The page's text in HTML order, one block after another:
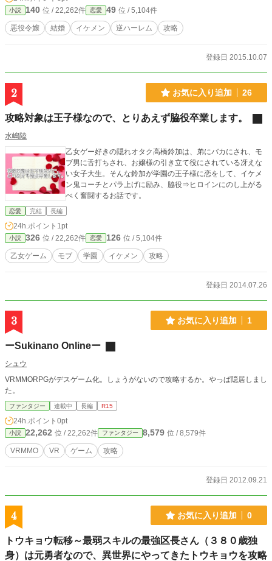
小説 140 位 / 22,262件 恋愛 49 位 / 5,104件
悪役令嬢 結婚 イケメン 逆ハーレム 攻略
登録日 2015.10.07
2 お気に入り追加 26
攻略対象は王子様なので、とりあえず脇役卒業します。
水嶋陸
乙女ゲー好きの隠れオタク高橋鈴加は、弟にバカにされ、モ
ブ男に舌打ちされ、お嬢様の引き立て役にされている冴えな
い女子大生。そんな鈴加が学園の王子様に恋をして、イケメ
ン鬼コーチとパラ上げに励み、脇役⇒ヒロインにのし上がる
べく奮闘するお話です。
恋愛 完結 長編
24h.ポイント 1pt
小説 326 位 / 22,262件 恋愛 126 位 / 5,104件
乙女ゲーム モブ 学園 イケメン 攻略
登録日 2014.07.26
3 お気に入り追加 1
ーSukinano Onlineー
シュウ
VRMMORPGがデスゲーム化。しょうがないので攻略するか。やっぱ隠居しまし
た。
ファンタジー 連載中 長編 R15
24h.ポイント 0pt
小説 22,262 位 / 22,262件 ファンタジー 8,579 位 / 8,579件
VRMMO VR ゲーム 攻略
登録日 2012.09.21
4 お気に入り追加 0
トウキョウ転移～最弱スキルの最強区長さん（３８０歳独
身）は元勇者なので、異世界にやってきたトウキョウを攻略